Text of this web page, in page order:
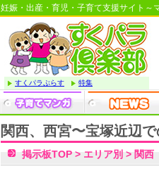
妊娠・出産・育児・子育て支援サイト～
すくパラぷらす 特集
関西、西宮〜宝塚近辺
掲示板TOP > エリア別 > 関西